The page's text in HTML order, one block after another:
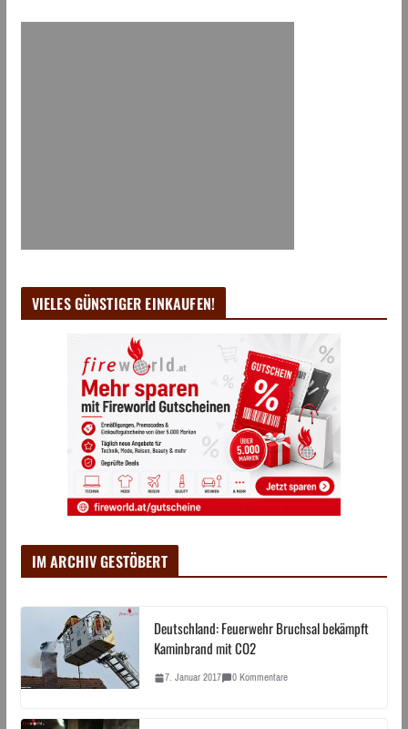
VIELES GÜNSTIGER EINKAUFEN!
IM ARCHIV GESTÖBERT
Deutschland: Feuerwehr Bruchsal bekämpft
Kaminbrand mit CO2
7. Januar 2017 0 Kommentare